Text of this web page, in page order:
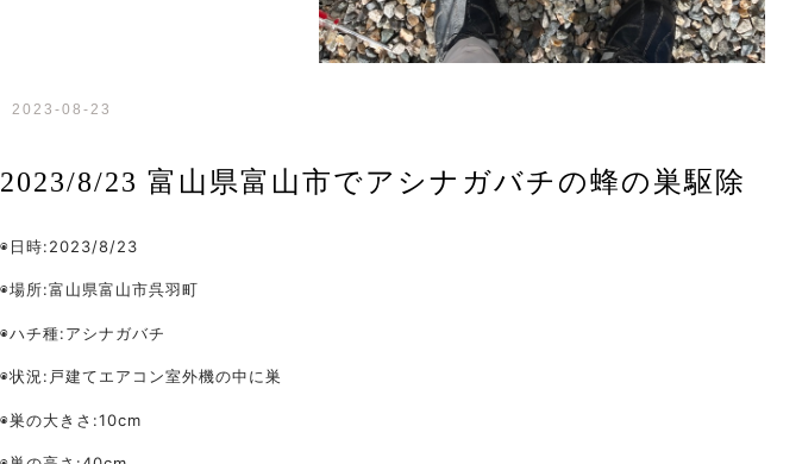
2023-08-23
2023/8/23 富山県富山市でアシナガバチの蜂の巣駆除
◉日時:2023/8/23
◉場所:富山県富山市呉羽町
◉ハチ種:アシナガバチ
◉状況 :戸建てエアコン室外機の中に巣
◉巣の大きさ :10cm